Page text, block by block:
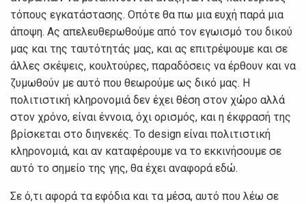
τόπους εγκατάστασης. Οπότε θα πω μια ευχή παρά μια
άποψη. Ας απελευθερωθούμε από τον εγωισμό του δικού
μας και της ταυτότητάς μας, και ας επιτρέψουμε και σε
άλλες σκέψεις, κουλτούρες, παραδόσεις να έρθουν και να
ζυμωθούν με αυτό που θεωρούμε ως δικό μας. Η
πολιτιστική κληρονομιά δεν έχει θέση στον χώρο αλλά
στον χρόνο, είναι έννοια, όχι ορισμός, και η έκφρασή της
βρίσκεται στο διηνεκές. Το design είναι πολιτιστική
κληρονομιά, και αν καταφέρουμε να το εκκινήσουμε σε
αυτό το σημείο της γης, θα έχει αναφορά εδώ.
Σε ό,τι αφορά τα εφόδια και τα μέσα, αυτό που λέω σε